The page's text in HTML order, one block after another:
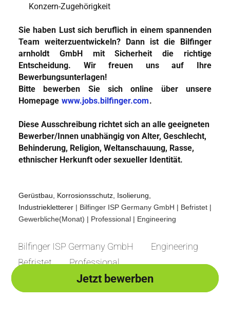
Jetzt bewerben
Konzern-Zugehörigkeit
Sie haben Lust sich beruflich in einem spannenden
Team weiterzuentwickeln? Dann ist die Bilfinger
arnholdt GmbH mit Sicherheit die richtige
Entscheidung. Wir freuen uns auf Ihre
Bewerbungsunterlagen!
Bitte bewerben Sie sich online über unsere
Homepage www.jobs.bilfinger.com.
Diese Ausschreibung richtet sich an alle geeigneten
Bewerber/Innen unabhängig von Alter, Geschlecht,
Behinderung, Religion, Weltanschauung, Rasse,
ethnischer Herkunft oder sexueller Identität.
Gerüstbau, Korrosionsschutz, Isolierung,
Industriekletterer | Bilfinger ISP Germany GmbH | Befristet |
Gewerbliche(Monat) | Professional | Engineering
Bilfinger ISP Germany GmbH
Engineering
Befristet
Professional
Jetzt bewerben